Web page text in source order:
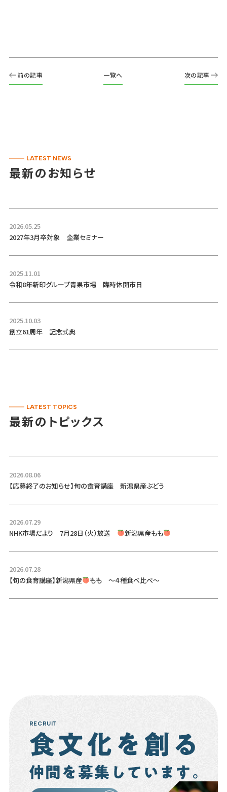
前の記事 一覧へ 次の記事
LATEST NEWS
最新のお知らせ
2026.05.25
2027年3月卒対象 企業セミナー
2025.11.01
令和8年新印グループ青果市場 臨時休開市日
2025.10.03
創立61周年 記念式典
LATEST TOPICS
最新のトピックス
2026.08.06
【応募終了のお知らせ】旬の食育講座 新潟県産ぶどう
2026.07.29
NHK市場だより 7月28日（火）放送
新潟県産もも
2026.07.28
【旬の食育講座】新潟県産
もも ～４種食べ比べ～
RECRUIT